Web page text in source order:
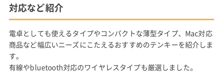
対応など紹介
電卓としても使えるタイプやコンパクトな薄型タイプ、Mac対応
商品など幅広いニーズにこたえるおすすめのテンキーを紹介しま
す。
有線やbluetooth対応のワイヤレスタイプも厳選しました。